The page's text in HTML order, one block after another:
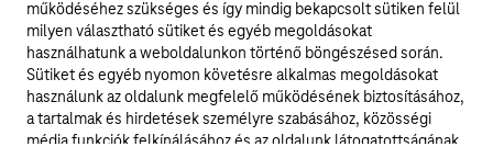
Felhívások
Hírlevél
Közösségi média
működéséhez szükséges és így mindig bekapcsolt sütiken felül
milyen választható sütiket és egyéb megoldásokat
használhatunk a weboldalunkon történő böngészésed során.
Sütiket és egyéb nyomon követésre alkalmas megoldásokat
használunk az oldalunk megfelelő működésének biztosításához,
a tartalmak és hirdetések személyre szabásához, közösségi
média funkciók felkínálásához és az oldalunk látogatottságának